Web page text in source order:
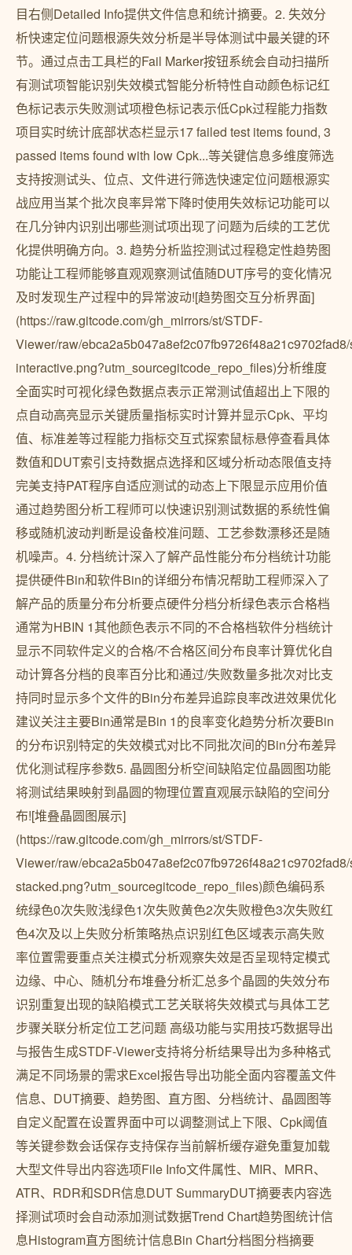
目右侧Detailed Info提供文件信息和统计摘要。2. 失效分
析快速定位问题根源失效分析是半导体测试中最关键的环
节。通过点击工具栏的Fail Marker按钮系统会自动扫描所
有测试项智能识别失效模式智能分析特性自动颜色标记红
色标记表示失败测试项橙色标记表示低Cpk过程能力指数
项目实时统计底部状态栏显示17 failed test items found, 3
passed items found with low Cpk...等关键信息多维度筛选
支持按测试头、位点、文件进行筛选快速定位问题根源实
战应用当某个批次良率异常下降时使用失效标记功能可以
在几分钟内识别出哪些测试项出现了问题为后续的工艺优
化提供明确方向。3. 趋势分析监控测试过程稳定性趋势图
功能让工程师能够直观观察测试值随DUT序号的变化情况
及时发现生产过程中的异常波动![趋势图交互分析界面]
(https://raw.gitcode.com/gh_mirrors/st/STDF-
Viewer/raw/
interactive.png?utm_sourcegitcode_repo_files)分析维度
全面实时可视化绿色数据点表示正常测试值超出上下限的
点自动高亮显示关键质量指标实时计算并显示Cpk、平均
值、标准差等过程能力指标️交互式探索鼠标悬停查看具体
数值和DUT索引支持数据点选择和区域分析动态限值支持
完美支持PAT程序自适应测试的动态上下限显示应用价值
通过趋势图分析工程师可以快速识别测试数据的系统性偏
移或随机波动判断是设备校准问题、工艺参数漂移还是随
机噪声。4. 分档统计深入了解产品性能分布分档统计功能
提供硬件Bin和软件Bin的详细分布情况帮助工程师深入了
解产品的质量分布分析要点硬件分档分析绿色表示合格档
通常为HBIN 1其他颜色表示不同的不合格档软件分档统计
显示不同软件定义的合格/不合格区间分布良率计算优化自
动计算各分档的良率百分比和通过/失败数量多批次对比支
持同时显示多个文件的Bin分布差异追踪良率改进效果优化
建议关注主要Bin通常是Bin 1的良率变化趋势分析次要Bin
的分布识别特定的失效模式对比不同批次间的Bin分布差异
优化测试程序参数5. 晶圆图分析空间缺陷定位晶圆图功能
将测试结果映射到晶圆的物理位置直观展示缺陷的空间分
布![堆叠晶圆图展示]
(https://raw.gitcode.com/gh_mirrors/st/STDF-
Viewer/raw/
stacked.png?utm_sourcegitcode_repo_files)颜色编码系
统绿色0次失败浅绿色1次失败黄色2次失败橙色3次失败红
色4次及以上失败分析策略热点识别红色区域表示高失败
率位置需要重点关注模式分析观察失效是否呈现特定模式
边缘、中心、随机分布堆叠分析汇总多个晶圆的失效分布
识别重复出现的缺陷模式工艺关联将失效模式与具体工艺
步骤关联分析定位工艺问题 高级功能与实用技巧数据导出
与报告生成STDF-Viewer支持将分析结果导出为多种格式
满足不同场景的需求Excel报告导出功能全面内容覆盖文件
信息、DUT摘要、趋势图、直方图、分档统计、晶圆图等
自定义配置在设置界面中可以调整测试上下限、Cpk阈值
等关键参数会话保存支持保存当前解析缓存避免重复加载
大型文件导出内容选项File Info文件属性、MIR、MRR、
ATR、RDR和SDR信息DUT SummaryDUT摘要表内容选
择测试项时会自动添加测试数据Trend Chart趋势图统计信
息Histogram直方图统计信息Bin Chart分档图分档摘要